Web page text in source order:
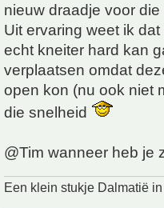
nieuw draadje voor
Uit ervaring weet ik
echt kneiter hard kan
verplaatsen omdat
open kon (nu ook niet
die snelheid
@Tim wanneer heb je
Een klein stukje Dalmatië